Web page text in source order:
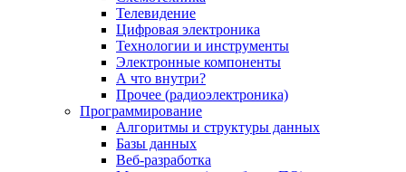
Телевидение
Цифровая электроника
Технологии и инструменты
Электронные компоненты
А что внутри?
Прочее (радиоэлектроника)
Программирование
Алгоритмы и структуры данных
Базы данных
Веб-разработка